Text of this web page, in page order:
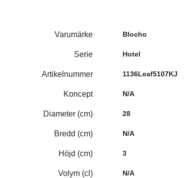
Varumärke Blocho
Serie Hotel
Artikelnummer 1136Leaf5107KJ
Koncept N/A
Diameter (cm) 28
Bredd (cm) N/A
Höjd (cm) 3
Volym (cl) N/A